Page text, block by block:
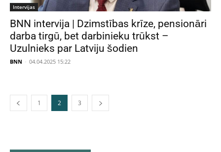
Intervijas
BNN intervija | Dzimstības krīze, pensionāri
darba tirgū, bet darbinieku trūkst –
Uzulnieks par Latviju šodien
BNN - 04.04.2025 15:22
1 2 3